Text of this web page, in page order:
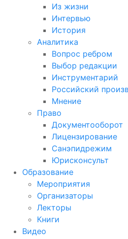
Из жизни
Интервью
История
Аналитика
Вопрос ребром
Выбор редакции
Инструментарий
Российский
Мнение
Право
Документооборот
Лицензирование
Санэпидрежим
Юрисконсульт
Образование
Мероприятия
Организаторы
Лекторы
Книги
Видео